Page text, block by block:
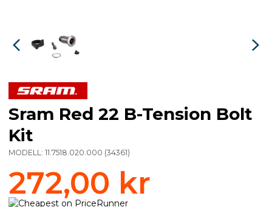
Sram Red 22 B-Tension Bolt
Kit
MODELL: 11.7518.020.000 (34361)
272,00 kr